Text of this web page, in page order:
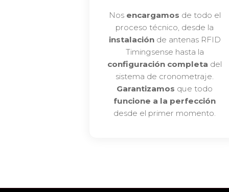
Nos encargamos de todo el
proceso técnico, desde la
instalaciónde antenas RFID
Timingsense hasta la
configuración completa del
sistema de cronometraje.
Garantizamos que todo
funcione a la perfección
desde el primer momento.